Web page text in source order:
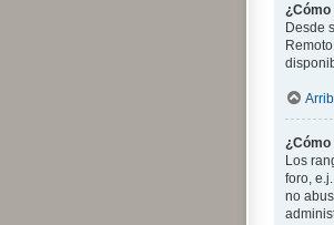
Desde
Los
foro,
no